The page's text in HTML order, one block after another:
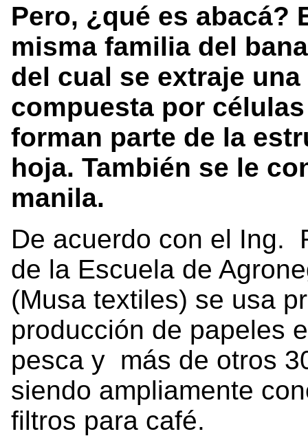
Pero, ¿qué es abacá?
misma familia del
del cual se extraje
compuesta por
forman parte de la
hoja. También se le
manila.
De acuerdo con el Ing.
de la Escuela de
(Musa textiles) se usa
producción de papeles
pesca y más de otros
siendo ampliamente
filtros para café.